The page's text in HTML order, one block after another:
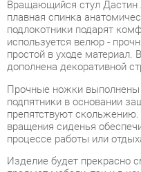
простой в уходе материал.
дополнена декоративной
Прочные ножки выполнены
подпятники в основании
препятствуют скольжению.
вращения сиденья
процессе работы или отдыха.
Изделие будет прекрасно
предмет мебели, так и в
письменным столом.
Условия покупки